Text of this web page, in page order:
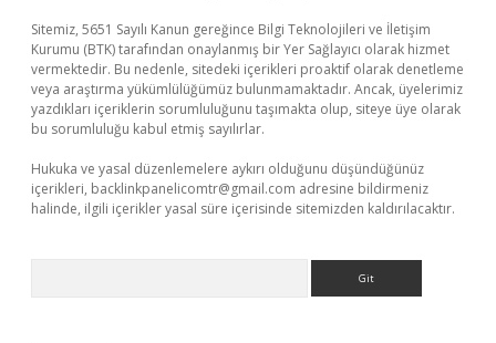
Sitemiz, 5651 Sayılı Kanun gereğince Bilgi Teknolojileri ve İletişim
Kurumu (BTK) tarafından onaylanmış bir Yer Sağlayıcı olarak hizmet
vermektedir. Bu nedenle, sitedeki içerikleri proaktif olarak denetleme
veya araştırma yükümlülüğümüz bulunmamaktadır. Ancak, üyelerimiz
yazdıkları içeriklerin sorumluluğunu taşımakta olup, siteye üye olarak
bu sorumluluğu kabul etmiş sayılırlar.
Hukuka ve yasal düzenlemelere aykırı olduğunu düşündüğünüz
içerikleri, backlinkpanelicomtr@gmail.com adresine bildirmeniz
halinde, ilgili içerikler yasal süre içerisinde sitemizden kaldırılacaktır.